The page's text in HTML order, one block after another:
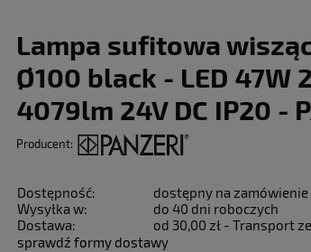
Lampa sufitowa
Ø100 black - LED 47W
4079lm 24V DC IP20 -
Producent:
Dostępność:
dostępny na zamówienie
Wysyłka w:
do 40 dni roboczych
Dostawa:
od 30,00 zł - Transport
sprawdź formy dostawy